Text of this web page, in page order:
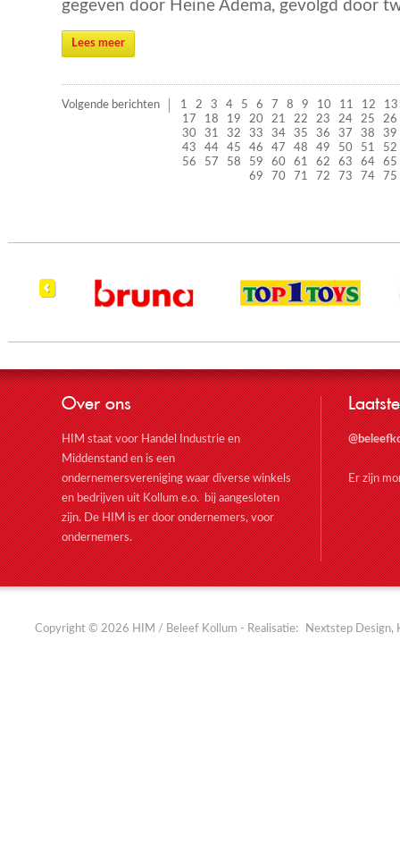
gegeven door Heine Adema, gevolgd door
Lees meer
Volgende berichten 1 2 3 4 5 6 7 8 9 10 11 12
13
17
18 19 20 21 22 23 24 25
26
30
31 32 33 34 35 36 37 38
39
43
44 45 46 47 48 49 50 51
52
56
57 58 59 60 61 62 63 64
65
69
70 71 72 73 74 75
Over ons
HIM staat voor Handel Industrie en
Middenstand en is een
ondernemersvereniging waar diverse winkels
en bedrijven uit Kollum e.o. bij aangesloten
zijn. De HIM is er door ondernemers, voor
ondernemers.
Er zijn
Copyright © 2026 HIM / Beleef Kollum - Realisatie: Nextstep Design,